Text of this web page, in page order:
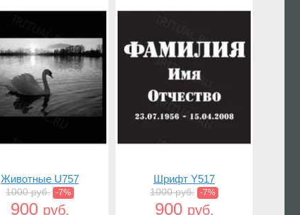
Животные U757
1000 руб. -7%
900 руб.
Шрифт Y517
1000 руб. -7%
900 руб.